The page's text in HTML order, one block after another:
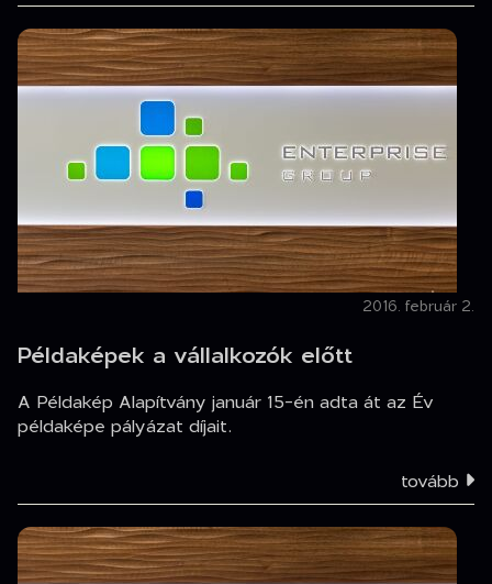
2016. február 2.
Példaképek a vállalkozók előtt
A Példakép Alapítvány január 15-én adta át az Év
példaképe pályázat díjait.
tovább